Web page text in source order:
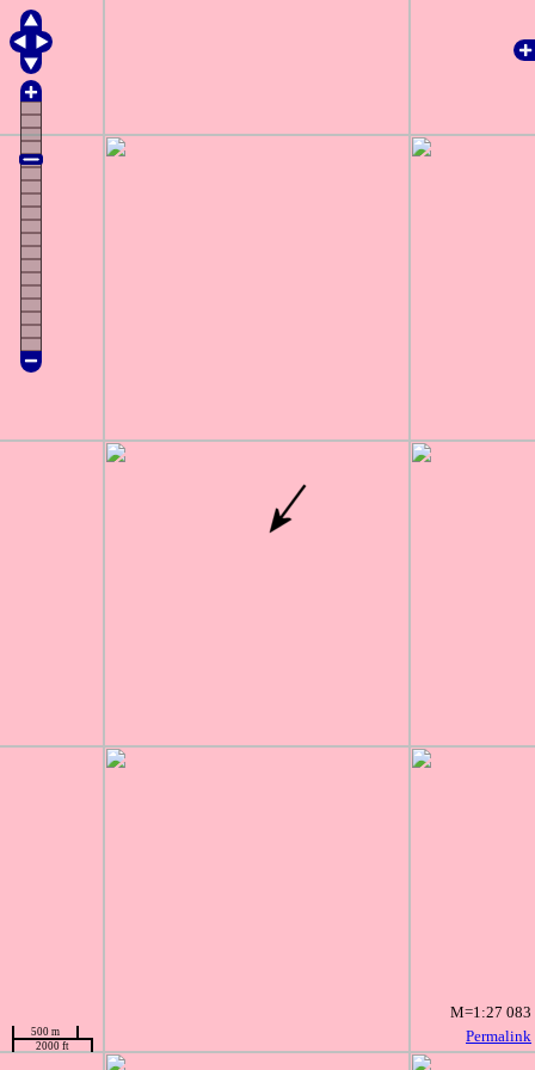
Permalink
500 m
2000 ft
M=1:27 083